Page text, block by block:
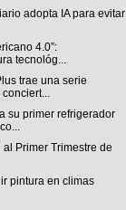
adopta IA para evitar
4.0”:
tecnológ...
trae una serie
su primer refrigerador
al Primer Trimestre de
pintura en climas